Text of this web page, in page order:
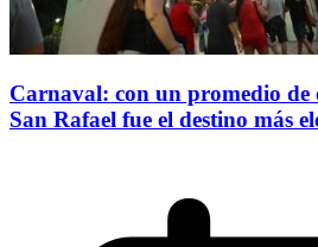
Carnaval: con un promedio de
San Rafael fue el destino más